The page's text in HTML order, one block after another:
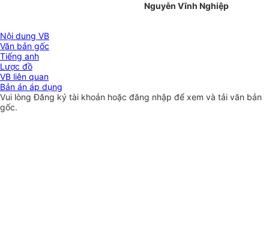
Nguyễn Vĩnh Nghiệp
Nội dung VB
Văn bản gốc
Tiếng anh
Lược đồ
VB liên quan
Bản án áp dụng
Vui lòngĐăng ký tài khoản hoặc đăng nhập để xem và tải văn bản
gốc.